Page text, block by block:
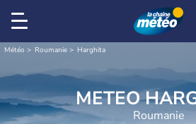
Météo Roumanie Harghita
METEO
Roumanie